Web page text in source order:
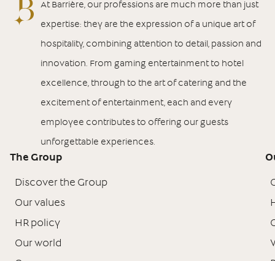
At Barrière, our professions are much more than just
expertise: they are the expression of a unique art of
hospitality, combining attention to detail, passion and
innovation. From gaming entertainment to hotel
excellence, through to the art of catering and the
excitement of entertainment, each and every
employee contributes to offering our guests
unforgettable experiences.
The Group
Discover the Group
Our values
HR policy
Our world